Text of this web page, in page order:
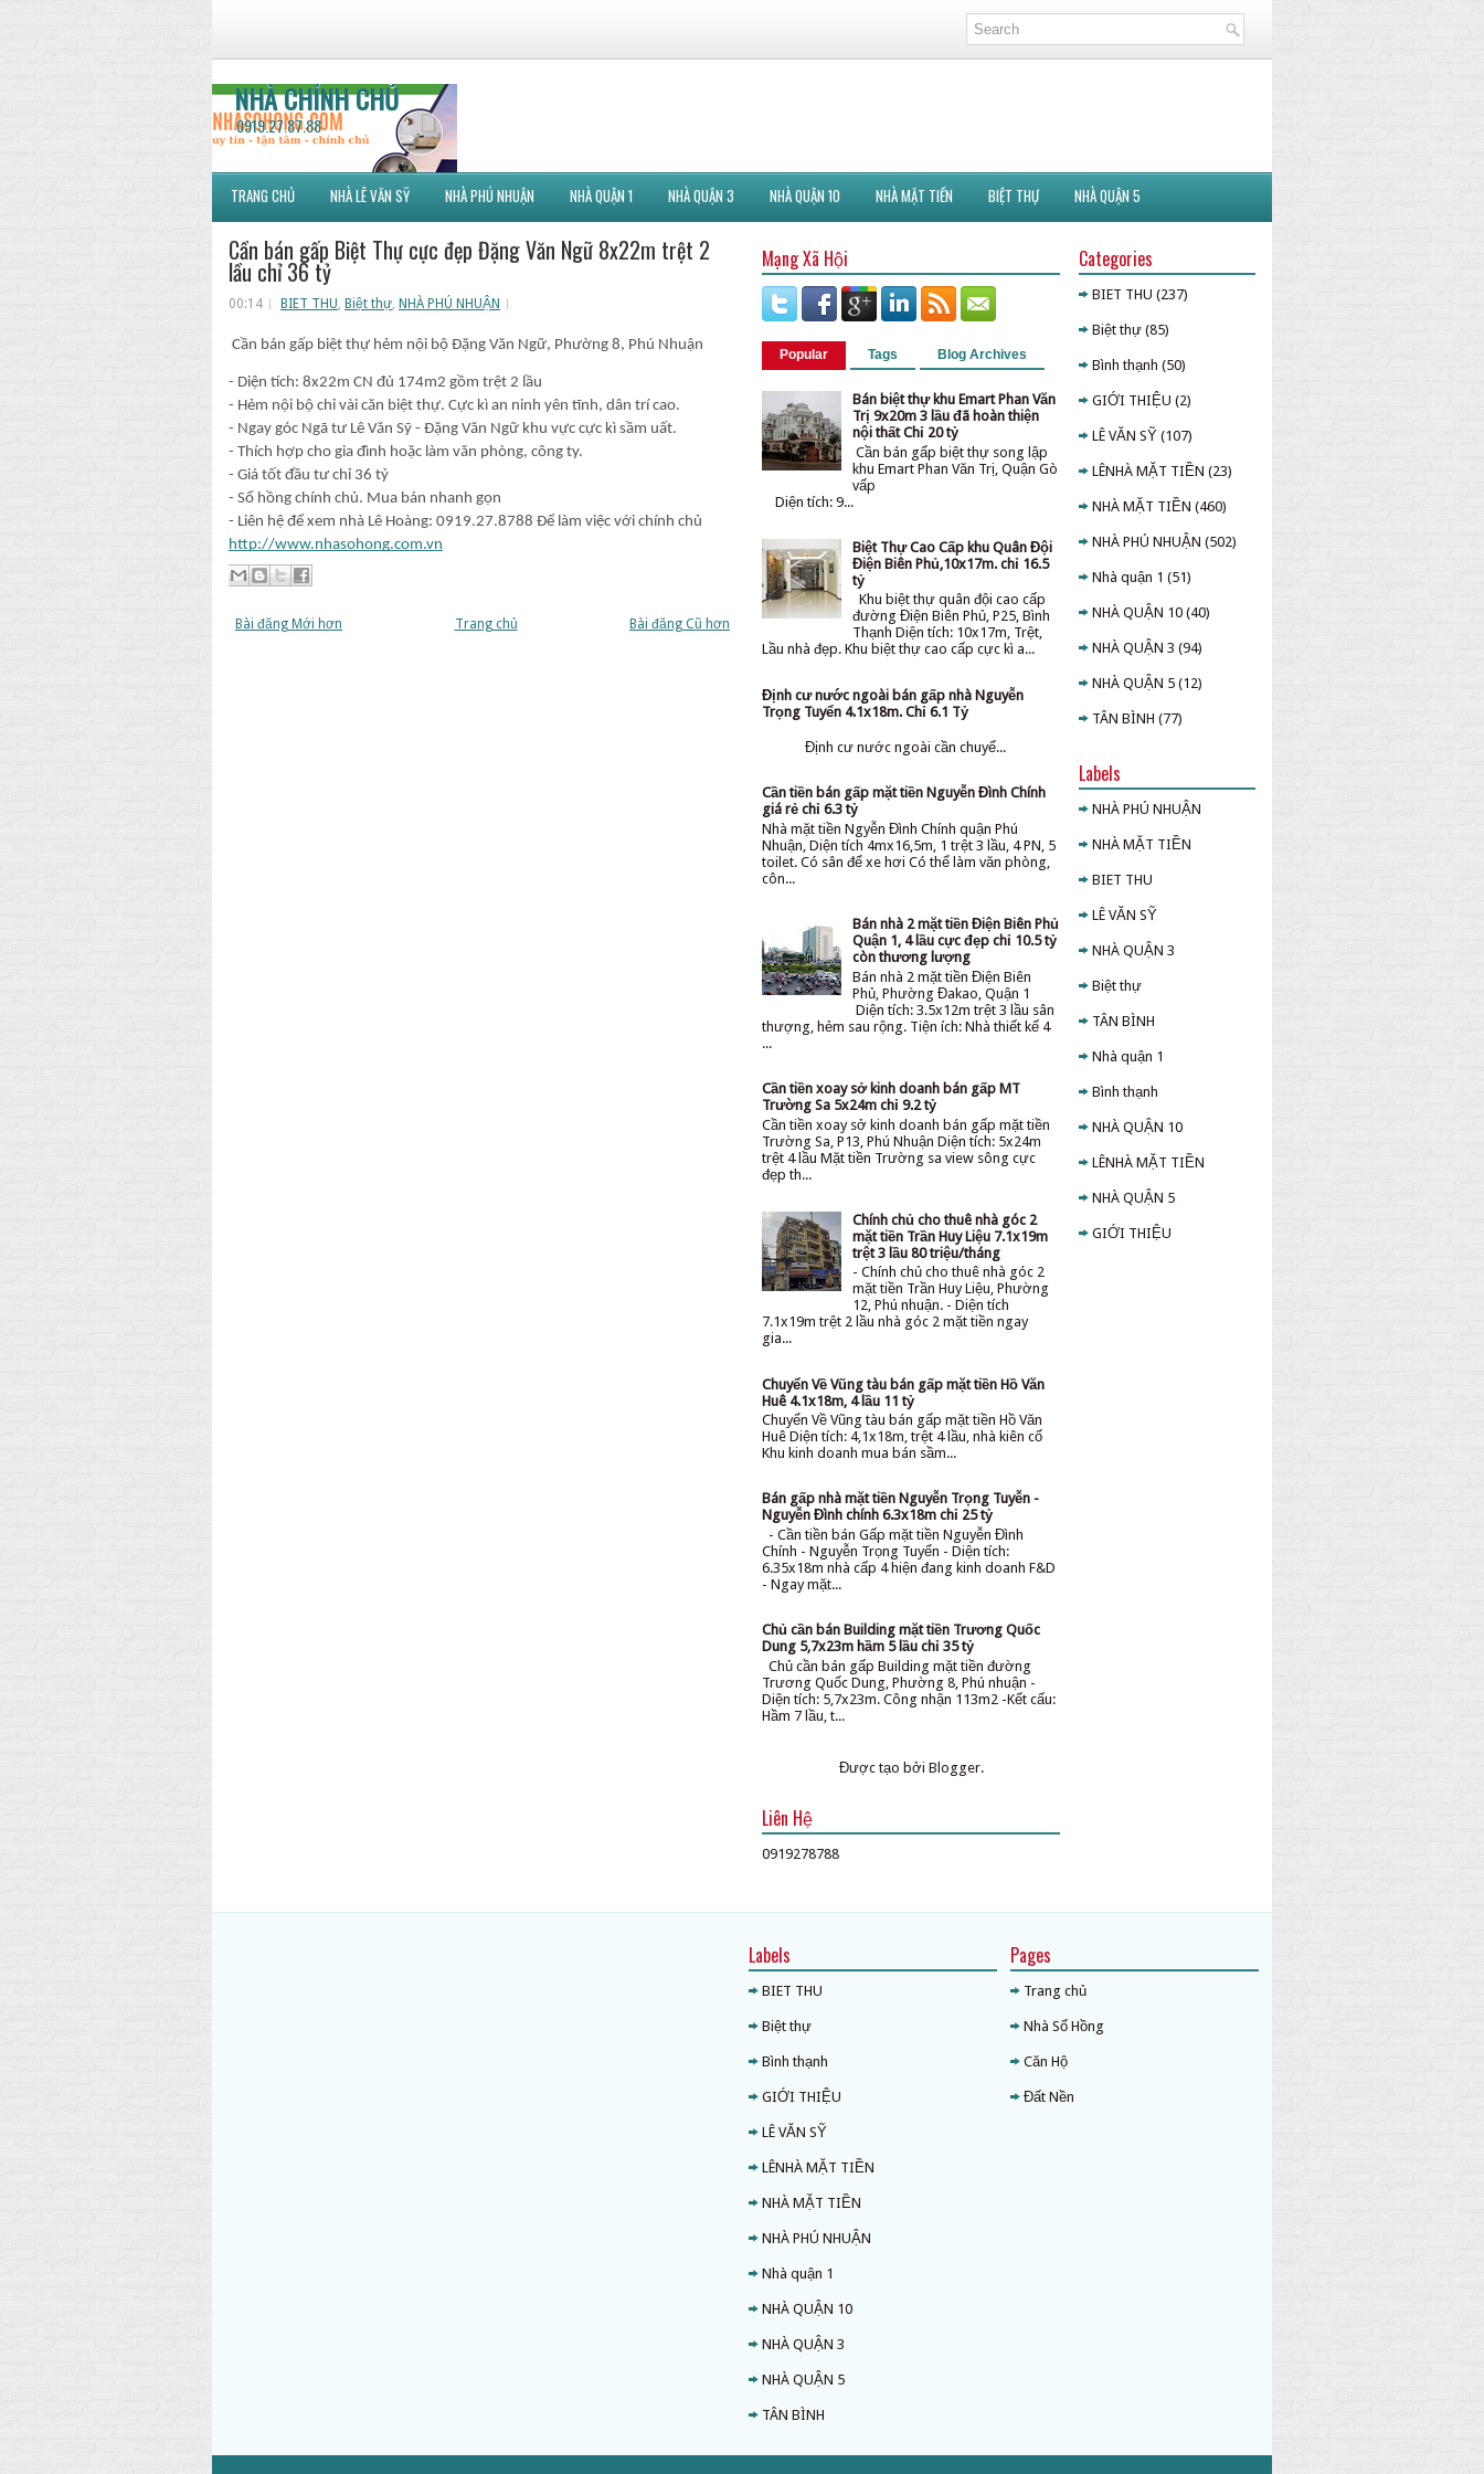
NHÀ CHÍNH CHỦ
0919.27.87.88
TRANG CHỦ NHÀ LÊ VĂN SỸ NHÀ PHÚ NHUẬN NHÀ QUẬN 1 NHÀ QUẬN 3 NHÀ QUẬN 10 NHÀ MẶT TIỀN BIỆT THỰ NHÀ QUẬN 5
Cần bán gấp Biệt Thự cực đẹp Đặng Văn Ngữ 8x22m trệt 2
lầu chỉ 36 tỷ
00:14 BIET THU, Biệt thự, NHÀ PHÚ NHUẬN
Cần bán gấp biệt thự hẻm nội bộ Đặng Văn Ngữ, Phường 8, Phú Nhuận
- Diện tích: 8x22m CN đủ 174m2 gồm trệt 2 lầu
- Hẻm nội bộ chỉ vài căn biệt thự. Cực kì an ninh yên tĩnh, dân trí cao.
- Ngay góc Ngã tư Lê Văn Sỹ - Đặng Văn Ngữ khu vực cực kì sầm uất.
- Thích hợp cho gia đình hoặc làm văn phòng, công ty.
- Giá tốt đầu tư chỉ 36 tỷ
- Sổ hồng chính chủ. Mua bán nhanh gọn
- Liên hệ để xem nhà Lê Hoàng: 0919.27.8788 Để làm việc với chính chủ
http://www.nhasohong.com.vn
Bài đăng Mới hơn Bài đăng Cũ hơn
Trang chủ
Mạng Xã Hội
Popular Tags Blog Archives
Bán biệt thự khu Emart Phan Văn
Trị 9x20m 3 lầu đã hoàn thiện
nội thất Chỉ 20 tỷ
Cần bán gấp biệt thự song lập
khu Emart Phan Văn Trị, Quận Gò
vấp
Diện tích: 9...
Biệt Thự Cao Cấp khu Quân Đội
Điện Biên Phủ,10x17m. chỉ 16.5
tỷ
Khu biệt thự quân đội cao cấp
đường Điện Biên Phủ, P25, Bình
Thạnh Diện tích: 10x17m, Trệt,
Lầu nhà đẹp. Khu biệt thự cao cấp cực kì a...
Định cư nước ngoài bán gấp nhà Nguyễn
Trọng Tuyển 4.1x18m. Chỉ 6.1 Tỷ
Định cư nước ngoài cần chuyể...
Cần tiền bán gấp mặt tiền Nguyễn Đình Chính
giá rẻ chỉ 6.3 tỷ
Nhà mặt tiền Ngyễn Đình Chính quận Phú
Nhuận, Diện tích 4mx16,5m, 1 trệt 3 lầu, 4 PN, 5
toilet. Có sân để xe hơi Có thể làm văn phòng,
côn...
Bán nhà 2 mặt tiền Điện Biên Phủ
Quận 1, 4 lầu cực đẹp chỉ 10.5 tỷ
còn thương lượng
Bán nhà 2 mặt tiền Điện Biên
Phủ, Phường Đakao, Quận 1
Diện tích: 3.5x12m trệt 3 lầu sân
thượng, hẻm sau rộng. Tiện ích: Nhà thiết kế 4
...
Cần tiền xoay sở kinh doanh bán gấp MT
Trường Sa 5x24m chỉ 9.2 tỷ
Cần tiền xoay sở kinh doanh bán gấp mặt tiền
Trường Sa, P13, Phú Nhuận Diện tích: 5x24m
trệt 4 lầu Mặt tiền Trường sa view sông cực
đẹp th...
Chính chủ cho thuê nhà góc 2
mặt tiền Trần Huy Liệu 7.1x19m
trệt 3 lầu 80 triệu/tháng
- Chính chủ cho thuê nhà góc 2
mặt tiền Trần Huy Liệu, Phường
12, Phú nhuận. - Diện tích
7.1x19m trệt 2 lầu nhà góc 2 mặt tiền ngay
gia...
Chuyển Về Vũng tàu bán gấp mặt tiền Hồ Văn
Huê 4.1x18m, 4 lầu 11 tỷ
Chuyển Về Vũng tàu bán gấp mặt tiền Hồ Văn
Huê Diện tích: 4,1x18m, trệt 4 lầu, nhà kiên cố
Khu kinh doanh mua bán sầm...
Bán gấp nhà mặt tiền Nguyễn Trọng Tuyễn -
Nguyễn Đình chính 6.3x18m chỉ 25 tỷ
- Cần tiền bán Gấp mặt tiền Nguyễn Đình
Chính - Nguyễn Trọng Tuyển - Diện tích:
6.35x18m nhà cấp 4 hiện đang kinh doanh F&D
- Ngay mặt...
Chủ cần bán Building mặt tiền Trương Quốc
Dung 5,7x23m hầm 5 lầu chỉ 35 tỷ
Chủ cần bán gấp Building mặt tiền đường
Trương Quốc Dung, Phường 8, Phú nhuận -
Diện tích: 5,7x23m. Công nhận 113m2 -Kết cấu:
Hầm 7 lầu, t...
Được tạo bởi Blogger.
Liên Hệ
0919278788
Categories
BIET THU (237)
Biệt thự (85)
Bình thạnh (50)
GIỚI THIỆU (2)
LÊ VĂN SỸ (107)
LÊNHÀ MẶT TIỀN (23)
NHÀ MẶT TIỀN (460)
NHÀ PHÚ NHUẬN (502)
Nhà quận 1 (51)
NHÀ QUẬN 10 (40)
NHÀ QUẬN 3 (94)
NHÀ QUẬN 5 (12)
TÂN BÌNH (77)
Labels
NHÀ PHÚ NHUẬN
NHÀ MẶT TIỀN
BIET THU
LÊ VĂN SỸ
NHÀ QUẬN 3
Biệt thự
TÂN BÌNH
Nhà quận 1
Bình thạnh
NHÀ QUẬN 10
LÊNHÀ MẶT TIỀN
NHÀ QUẬN 5
GIỚI THIỆU
Labels
BIET THU
Biệt thự
Bình thạnh
GIỚI THIỆU
LÊ VĂN SỸ
LÊNHÀ MẶT TIỀN
NHÀ MẶT TIỀN
NHÀ PHÚ NHUẬN
Nhà quận 1
NHÀ QUẬN 10
NHÀ QUẬN 3
NHÀ QUẬN 5
TÂN BÌNH
Pages
Trang chủ
Nhà Sổ Hồng
Căn Hộ
Đất Nền